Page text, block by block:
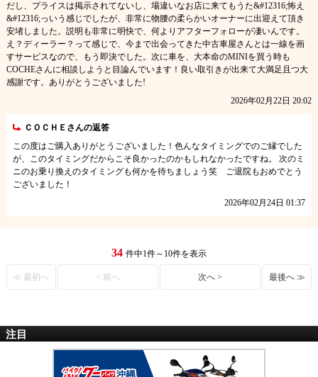
だし、プライスは掲示されてないし、場違いなお店に来てもうた&#12316;怖え
&#12316;っいう感じでしたが、非常に物腰の柔らかいオーナーに出迎えて頂き
安堵しました。説明も非常に明快で、何よりアフターフォローが凄いんです。
え？ディーラー？って感じで、今まで出会ってきた中古車屋さんとは一線を画
すサービスなので、もう即決でした。次に車を、大本命のMINIを買う時も
COCHEさんに相談しようと目論んでいます！良い取引きが出来て大満足且つ大
感謝です。ありがとうございました!
2026年02月22日 20:02
ＣＯＣＨＥさんの返答
この度はご購入ありがとうございました！色んなタイミングでのご縁でした
が、このタイミングだからこそ良かったのかもしれなかったですね。 次のミ
ニのお乗り換えのタイミングも何かを待ちましょう笑 ご退院もおめでとう
ございました！
2026年02月24日 01:37
34 件中1件～10件を表示
≪ 最初へ < 前へ 次へ > 最後へ ≫
注目